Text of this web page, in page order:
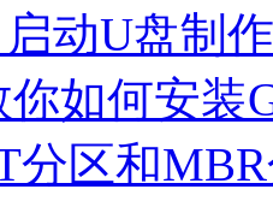
动U盘制
如何安装
分区和